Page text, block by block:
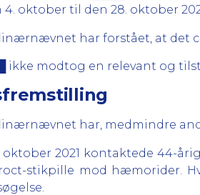
4. oktober til den 28. oktober
har forstået, at det
ikke modtog en relevant og
har, medmindre
oktober 2021 kontaktede 44-
stikpille mod hæmorider.